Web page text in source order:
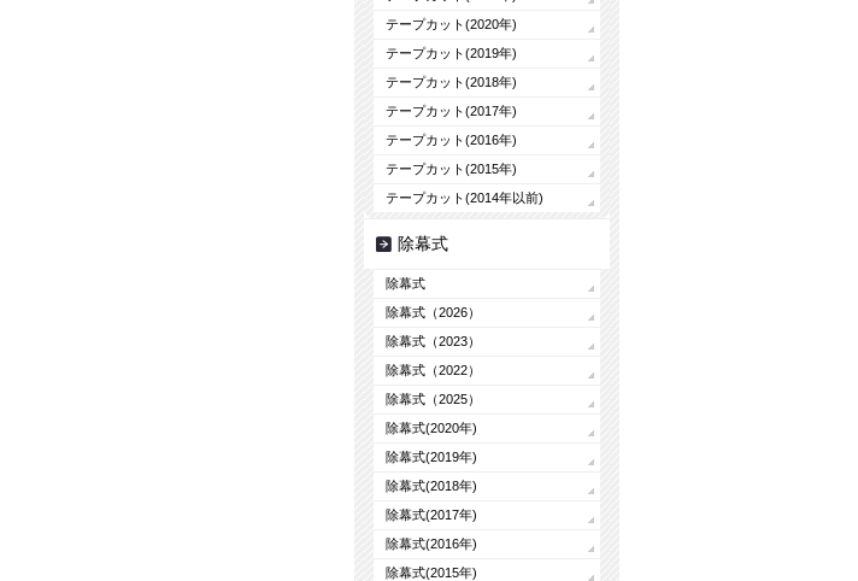
テープカット(2020年)
テープカット(2019年)
テープカット(2018年)
テープカット(2017年)
テープカット(2016年)
テープカット(2015年)
テープカット(2014年以前)
除幕式
除幕式
除幕式（2026）
除幕式（2023）
除幕式（2022）
除幕式（2025）
除幕式(2020年)
除幕式(2019年)
除幕式(2018年)
除幕式(2017年)
除幕式(2016年)
除幕式(2015年)